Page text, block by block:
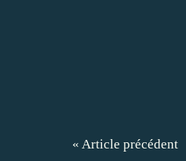
« Article précédent